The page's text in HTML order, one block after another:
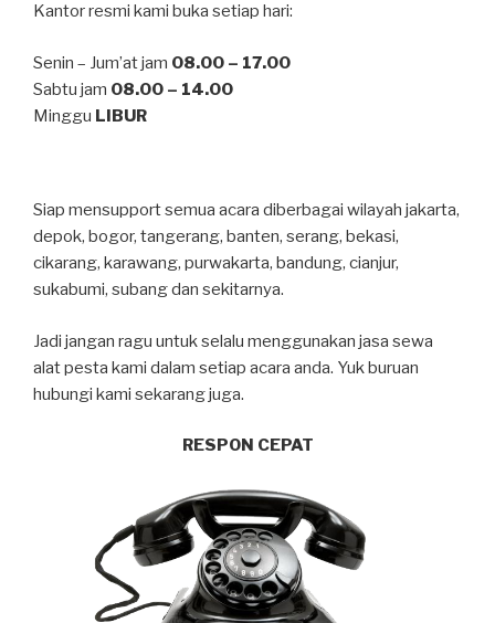
Kantor resmi kami buka setiap hari:
Senin – Jum’at jam 08.00 – 17.00
Sabtu jam 08.00 – 14.00
Minggu LIBUR
Siap mensupport semua acara diberbagai wilayah jakarta,
depok, bogor, tangerang, banten, serang, bekasi,
cikarang, karawang, purwakarta, bandung, cianjur,
sukabumi, subang dan sekitarnya.
Jadi jangan ragu untuk selalu menggunakan jasa sewa
alat pesta kami dalam setiap acara anda. Yuk buruan
hubungi kami sekarang juga.
RESPON CEPAT